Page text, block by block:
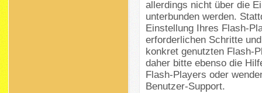
allerdings nicht über die
unterbunden werden.
Einstellung Ihres Flash-
erforderlichen Schritte
konkret genutzten Flash-
daher bitte ebenso die
Flash-Players oder
Benutzer-Support.